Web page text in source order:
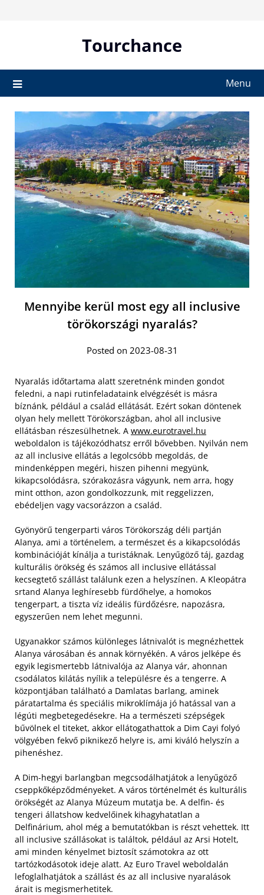
Tourchance
Menu
Mennyibe kerül most egy all inclusive
törökországi nyaralás?
Posted on 2023-08-31
Nyaralás időtartama alatt szeretnénk minden gondot
feledni, a napi rutinfeladataink elvégzését is másra
bíznánk, például a család ellátását. Ezért sokan döntenek
olyan hely mellett Törökországban, ahol all inclusive
ellátásban részesülhetnek. A www.eurotravel.hu
weboldalon is tájékozódhatsz erről bővebben. Nyilván nem
az all inclusive ellátás a legolcsóbb megoldás, de
mindenképpen megéri, hiszen pihenni megyünk,
kikapcsolódásra, szórakozásra vágyunk, nem arra, hogy
mint otthon, azon gondolkozzunk, mit reggelizzen,
ebédeljen vagy vacsorázzon a család.
Gyönyörű tengerparti város Törökország déli partján
Alanya, ami a történelem, a természet és a kikapcsolódás
kombinációját kínálja a turistáknak. Lenyűgöző táj, gazdag
kulturális örökség és számos all inclusive ellátással
kecsegtető szállást találunk ezen a helyszínen. A Kleopátra
srtand Alanya leghíresebb fürdőhelye, a homokos
tengerpart, a tiszta víz ideális fürdőzésre, napozásra,
egyszerűen nem lehet megunni.
Ugyanakkor számos különleges látnivalót is megnézhettek
Alanya városában és annak környékén. A város jelképe és
egyik legismertebb látnivalója az Alanya vár, ahonnan
csodálatos kilátás nyílik a településre és a tengerre. A
központjában található a Damlatas barlang, aminek
páratartalma és speciális mikroklímája jó hatással van a
légúti megbetegedésekre. Ha a természeti szépségek
bűvölnek el titeket, akkor ellátogathattok a Dim Cayi folyó
völgyében fekvő piknikező helyre is, ami kiváló helyszín a
pihenéshez.
A Dim-hegyi barlangban megcsodálhatjátok a lenyűgöző
cseppkőképződményeket. A város történelmét és kulturális
örökségét az Alanya Múzeum mutatja be. A delfin- és
tengeri állatshow kedvelőinek kihagyhatatlan a
Delfinárium, ahol még a bemutatókban is részt vehettek. Itt
all inclusive szállásokat is találtok, például az Arsi Hotelt,
ami minden kényelmet biztosít számotokra az ott
tartózkodásotok ideje alatt. Az Euro Travel weboldalán
lefoglalhatjátok a szállást és az all inclusive nyaralások
árait is megismerhetitek.